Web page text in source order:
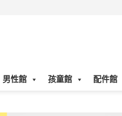
男性館 孩童館 配件館